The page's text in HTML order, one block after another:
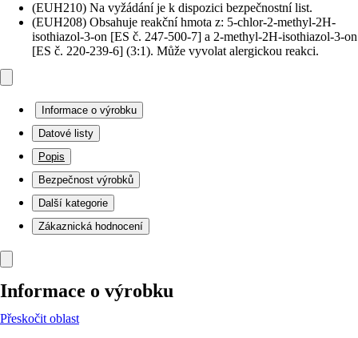
(EUH210) Na vyžádání je k dispozici bezpečnostní list.
(EUH208) Obsahuje reakční hmota z: 5-chlor-2-methyl-2H-
isothiazol-3-on [ES č. 247-500-7] a 2-methyl-2H-isothiazol-3-on
[ES č. 220-239-6] (3:1). Může vyvolat alergickou reakci.
Informace o výrobku
Datové listy
Popis
Bezpečnost výrobků
Další kategorie
Zákaznická hodnocení
Informace o výrobku
Přeskočit oblast